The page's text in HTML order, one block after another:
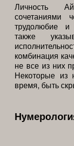
Личность
сочетаниями
трудолюбие
также
комбинация
не все из них
Некоторые из
время, быть